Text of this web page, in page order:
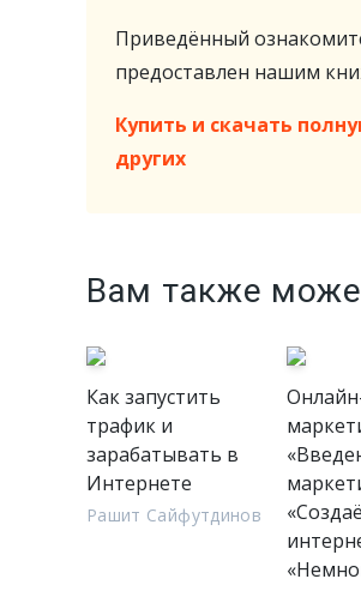
Приведённый
предоставлен нашим
Купить и скачать
других
Вам также
Как запустить
трафик и
зарабатывать в
Интернете
Рашит Сайфутдинов